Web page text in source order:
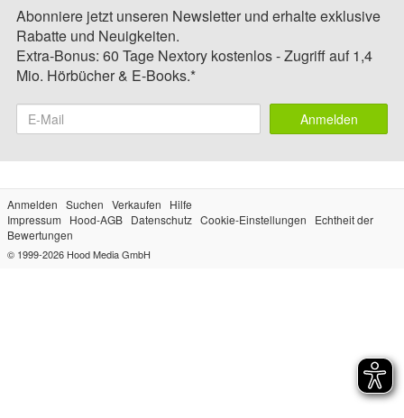
Abonniere jetzt unseren Newsletter und erhalte exklusive
Rabatte und Neuigkeiten.
Extra-Bonus: 60 Tage Nextory kostenlos - Zugriff auf 1,4
Mio. Hörbücher & E-Books.*
Anmelden
Anmelden Suchen Verkaufen
Hilfe
Impressum
Hood-AGB Datenschutz Cookie-Einstellungen
Echtheit der
Bewertungen
© 1999-2026 Hood Media GmbH